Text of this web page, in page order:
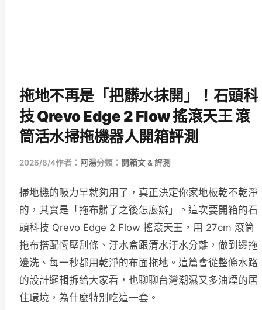
拖地不再是「把髒水抹開」！石頭科
技 Qrevo Edge 2 Flow 搖滾天王 滾
筒活水掃拖機器人開箱評測
2026/8/4作者： 阿湯分類： 開箱文 & 評測
掃地機的吸力早就夠用了，真正決定你家地板乾不乾淨
的，其實是「拖布髒了之後怎麼辦」。這次要開箱的石
頭科技 Qrevo Edge 2 Flow 搖滾天王，用 27cm 滾筒
拖布搭配恆壓刮條、汙水盒跟清水汙水分離，做到邊拖
邊洗、每一秒都用乾淨的布面拖地。這篇會從整條水路
的設計邏輯拆給大家看，也聊聊台灣潮濕又多油煙的居
住環境，為什麼特別吃這一套。